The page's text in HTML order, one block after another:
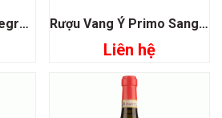
Rượu vang Ý Velar Negroamaro Rượu Vang Ý Primo Sangiovese- Merlot Puglia
Liên hệ